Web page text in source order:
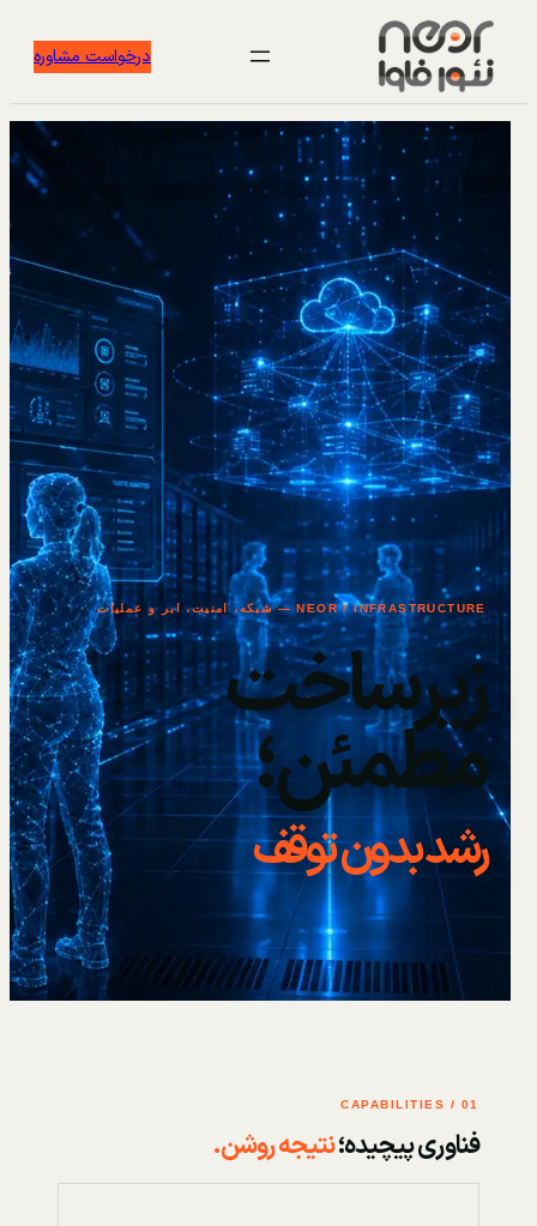
درخواست مشاوره
NEOR / INFRASTRUCTURE — شبکه، امنیت، ابر و عملیات
زیرساخت
مطمئن؛
رشد بدون توقف
01 / CAPABILITIES
فناوری پیچیده؛نتیجه روشن.